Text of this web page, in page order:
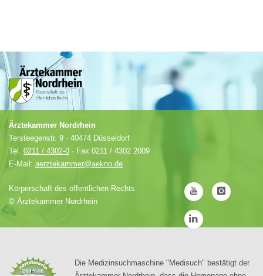
Ärztekammer Nordrhein
Tersteegenstr. 9 · 40474 Düsseldorf
Tel. 0211 / 4302-0 · Fax 0211 / 4302 2009
E-Mail: aerztekammer@aekno.de
Körperschaft des öffentlichen Rechts
© Ärztekammer Nordrhein
Die Medizinsuchmaschine "Medisuch" bestätigt der